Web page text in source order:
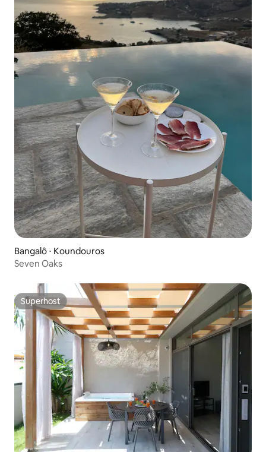
Bangalô ⋅ Koundouros
Seven Oaks
Superhost
Superhost